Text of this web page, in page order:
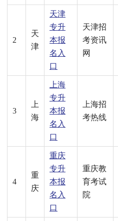
2
天
津
天津
专升
本报
名入
口
天津招
考资讯
网
3
上
海
上海
专升
本报
名入
口
上海招
考热线
4
重
庆
重庆
专升
本报
名入
口
重庆教
育考试
院